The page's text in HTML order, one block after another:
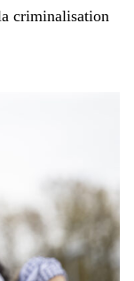
criminalisation